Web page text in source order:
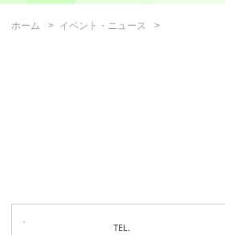
ホーム イベント・ニュース
TEL.